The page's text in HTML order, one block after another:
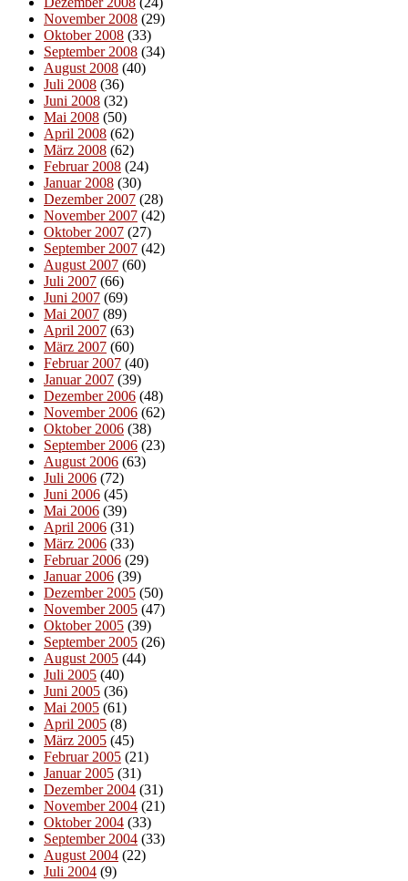
November 2008 (29)
Oktober 2008 (33)
September 2008 (34)
August 2008 (40)
Juli 2008 (36)
Juni 2008 (32)
Mai 2008 (50)
April 2008 (62)
März 2008 (62)
Februar 2008 (24)
Januar 2008 (30)
Dezember 2007 (28)
November 2007 (42)
Oktober 2007 (27)
September 2007 (42)
August 2007 (60)
Juli 2007 (66)
Juni 2007 (69)
Mai 2007 (89)
April 2007 (63)
März 2007 (60)
Februar 2007 (40)
Januar 2007 (39)
Dezember 2006 (48)
November 2006 (62)
Oktober 2006 (38)
September 2006 (23)
August 2006 (63)
Juli 2006 (72)
Juni 2006 (45)
Mai 2006 (39)
April 2006 (31)
März 2006 (33)
Februar 2006 (29)
Januar 2006 (39)
Dezember 2005 (50)
November 2005 (47)
Oktober 2005 (39)
September 2005 (26)
August 2005 (44)
Juli 2005 (40)
Juni 2005 (36)
Mai 2005 (61)
April 2005 (8)
März 2005 (45)
Februar 2005 (21)
Januar 2005 (31)
Dezember 2004 (31)
November 2004 (21)
Oktober 2004 (33)
September 2004 (33)
August 2004 (22)
Juli 2004 (9)